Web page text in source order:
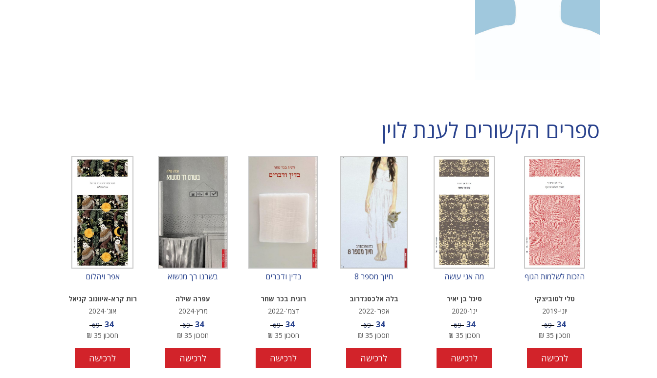
ספרים הקשורים לענת לוין
הזכות לשלמות הגוף
טלי לטוביצקי
יוני-2019
מחיר מבצע
34 מחיר
69
חסכון 35
₪
לרכישה
מה אני עושה
סיגל בן יאיר
ינו'-2020
מחיר מבצע
34 מחיר
69
חסכון 35
₪
לרכישה
חיוך מספר 8
בלה אלכסנדרוב
אפר'-2022
מחיר מבצע
34 מחיר
69
חסכון 35
₪
לרכישה
בדין ודברים
רונית בכר שחר
דצמ'-2022
מחיר מבצע
34 מחיר
69
חסכון 35
₪
לרכישה
בשרנו רך מנשוא
עפרה שילה
מרץ-2024
מחיר מבצע
34 מחיר
69
חסכון 35
₪
לרכישה
אפר ויהלום
רות קרא-איוונוב קניאל
אוג'-2024
מחיר מבצע
34 מחיר
69
חסכון 35
₪
לרכישה